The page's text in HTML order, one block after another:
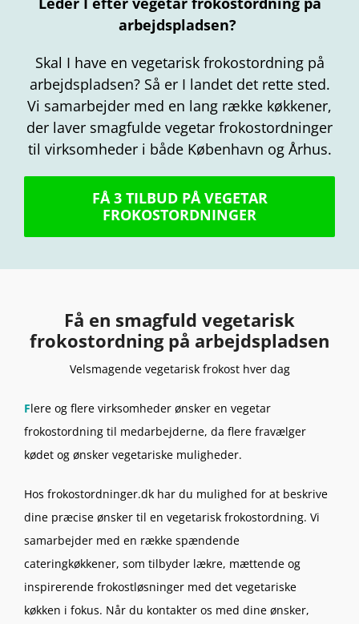
arbejdspladsen?
Skal I have en vegetarisk frokostordning på
arbejdspladsen? Så er I landet det rette sted.
Vi samarbejder med en lang række køkkener,
der laver smagfulde vegetar frokostordninger
til virksomheder i både København og Århus.
FÅ 3 TILBUD PÅ VEGETAR
FROKOSTORDNINGER
Få en smagfuld vegetarisk
frokostordning på arbejdspladsen
Velsmagende vegetarisk frokost hver dag
Flere og flere virksomheder ønsker en vegetar
frokostordning til medarbejderne, da flere fravælger
kødet og ønsker vegetariske muligheder.
Hos frokostordninger.dk har du mulighed for at beskrive
dine præcise ønsker til en vegetarisk frokostordning. Vi
samarbejder med en række spændende
cateringkøkkener, som tilbyder lækre, mættende og
inspirerende frokostløsninger med det vegetariske
køkken i fokus. Når du kontakter os med dine ønsker,